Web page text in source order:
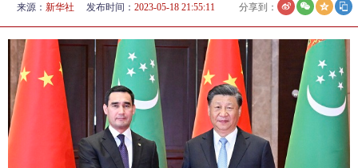
来源： 新华社 发布时间： 2023-05-18 21:55:11 分享到：